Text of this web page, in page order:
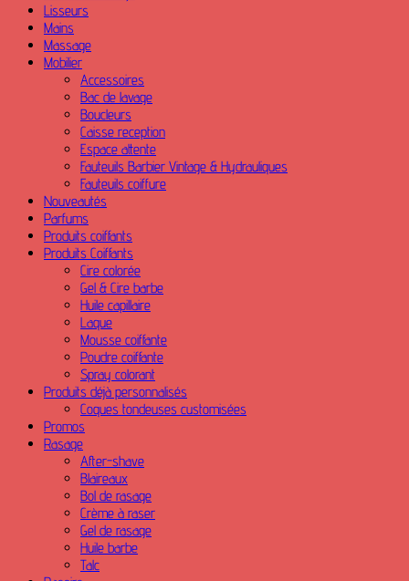
Lisseurs
Mains
Massage
Mobilier
Accessoires
Bac de lavage
Boucleurs
Caisse reception
Espace attente
Fauteuils Barbier Vintage & Hydrauliques
Fauteuils coiffure
Nouveautés
Parfums
Produits coiffants
Produits Coiffants
Cire colorée
Gel & Cire barbe
Huile capillaire
Laque
Mousse coiffante
Poudre coiffante
Spray colorant
Produits déjà personnalisés
Coques tondeuses customisées
Promos
Rasage
After-shave
Blaireaux
Bol de rasage
Crème à raser
Gel de rasage
Huile barbe
Talc